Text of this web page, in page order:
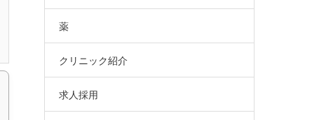
薬
クリニック紹介
求人採用